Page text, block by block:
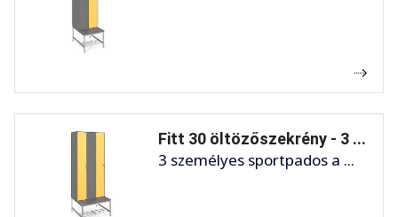
Fitt 30 öltözőszekrény - 3 ...
3 személyes sportpados a ...